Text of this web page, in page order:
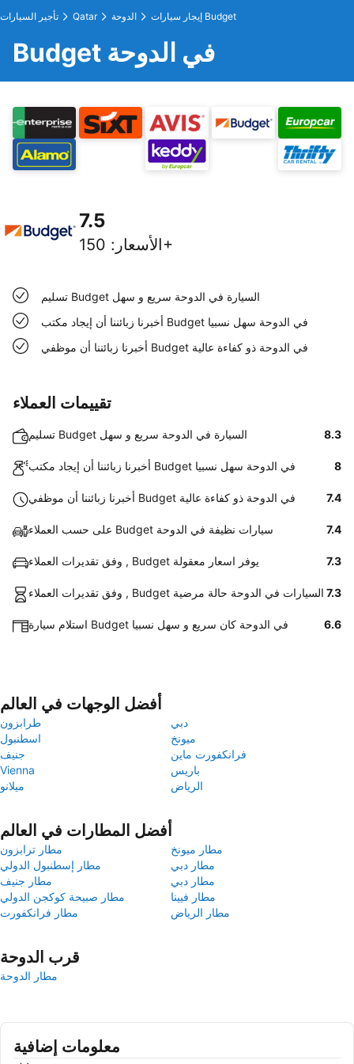
تأجير السيارات Qatar الدوحة إيجار سيارات Budget
Budget في الدوحة
7.5
الأسعار : 150+
تسليم Budget السيارة في الدوحة سريع و سهل
أخبرنا زبائننا أن إيجاد مكتب Budget في الدوحة سهل نسبيا
أخبرنا زبائننا أن موظفي Budget في الدوحة ذو كفاءة عالية
تقييمات العملاء
تسليم Budget السيارة في الدوحة سريع و سهل 8.3
أخبرنا زبائننا أن إيجاد مكتب Budget في الدوحة سهل نسبيا 8
أخبرنا زبائننا أن موظفي Budget في الدوحة ذو كفاءة عالية 7.4
على حسب العملاء Budget سيارات نظيفة في الدوحة 7.4
وفق تقديرات العملاء , Budget يوفر اسعار معقولة 7.3
وفق تقديرات العملاء , Budget السيارات في الدوحة حالة مرضية 7.3
استلام سيارة Budget في الدوحة كان سريع و سهل نسبيا 6.6
أفضل الوجهات في العالم
طرابزون
دبي
اسطنبول
ميونخ
جنيف
فرانكفورت ماين
Vienna
باريس
ميلانو
الرياض
أفضل المطارات في العالم
مطار ترابزون
مطار ميونخ
مطار إسطنبول الدولي
مطار دبي
مطار جنيف
مطار دبي
مطار صبيحة كوكجن الدولي
مطار فيينا
مطار فرانكفورت
مطار الرياض
قرب الدوحة
مطار الدوحة
معلومات إضافية